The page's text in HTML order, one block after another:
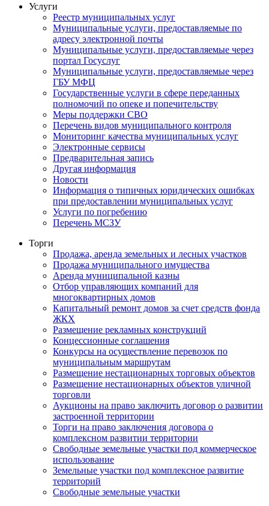
Услуги
Реестр муниципальных услуг
Муниципальные услуги, предоставляемые по
адресу электронной почты
Муниципальные услуги, предоставляемые через
портал Госуслуг
Муниципальные услуги, предоставляемые через
ГБУ МФЦ
Государственные услуги в сфере переданных
полномочий по опеке и попечительству
Меры поддержки СВО
Перечень видов муниципального контроля
Мониторинг качества муниципальных услуг
Электронные сервисы
Предварительная запись
Другая информация
Новости
Информация о типичных юридических ошибках
при предоставлении муниципальных услуг
Услуги по погребению
Перечень МСЗУ
Торги
Продажа, аренда земельных и лесных участков
Продажа муниципального имущества
Аренда муниципальной казны
Отбор управляющих компаний для
многоквартирных домов
Капитальный ремонт домов за счет средств фонда
ЖКХ
Размещение рекламных конструкций
Концессионные соглашения
Конкурсы на осуществление перевозок по
муниципальным маршрутам
Размещение нестационарных торговых объектов
Размещение нестационарных объектов уличной
торговли
Аукционы на право заключить договор о развитии
застроенной территории
Торги на право заключения договора о
комплексном развитии территории
Свободные земельные участки под коммерческое
использование
Земельные участки под комплексное развитие
территорий
Свободные земельные участки